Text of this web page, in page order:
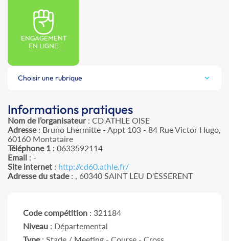
ENGAGEMENT
EN LIGNE
Choisir une rubrique
Informations pratiques
Nom de l’organisateur: CD ATHLE OISE
Adresse: Bruno Lhermitte - Appt 103 - 84 Rue Victor Hugo,
60160 Montataire
Téléphone 1 : 0633592114
Email : -
Site internet : http://cd60.athle.fr/
Adresse du stade: , 60340 SAINT LEU D'ESSERENT
Code compétition : 321184
Niveau : Départemental